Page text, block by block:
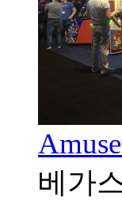
베가